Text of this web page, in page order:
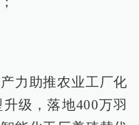
力助推农业工厂化
级，落地400万羽